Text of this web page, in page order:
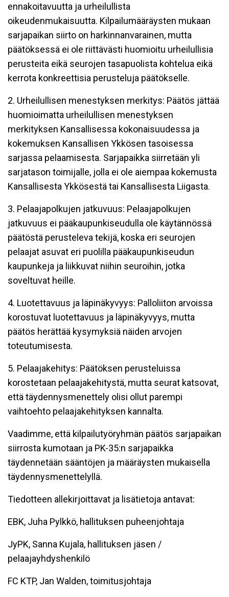
ennakoitavuutta ja urheilullista
oikeudenmukaisuutta. Kilpailumääräysten mukaan
sarjapaikan siirto on harkinnanvarainen, mutta
päätöksessä ei ole riittävästi huomioitu urheilullisia
perusteita eikä seurojen tasapuolista kohtelua eikä
kerrota konkreettisia perusteluja päätökselle.
2. Urheilullisen menestyksen merkitys: Päätös jättää
huomioimatta urheilullisen menestyksen
merkityksen Kansallisessa kokonaisuudessa ja
kokemuksen Kansallisen Ykkösen tasoisessa
sarjassa pelaamisesta. Sarjapaikka siirretään yli
sarjatason toimijalle, jolla ei ole aiempaa kokemusta
Kansallisesta Ykkösestä tai Kansallisesta Liigasta.
3. Pelaajapolkujen jatkuvuus: Pelaajapolkujen
jatkuvuus ei pääkaupunkiseudulla ole käytännössä
päätöstä perusteleva tekijä, koska eri seurojen
pelaajat asuvat eri puolilla pääkaupunkiseudun
kaupunkeja ja liikkuvat niihin seuroihin, jotka
soveltuvat heille.
4. Luotettavuus ja läpinäkyvyys: Palloliiton arvoissa
korostuvat luotettavuus ja läpinäkyvyys, mutta
päätös herättää kysymyksiä näiden arvojen
toteutumisesta.
5. Pelaajakehitys: Päätöksen perusteluissa
korostetaan pelaajakehitystä, mutta seurat katsovat,
että täydennysmenettely olisi ollut parempi
vaihtoehto pelaajakehityksen kannalta.
Vaadimme, että kilpailutyöryhmän päätös sarjapaikan
siirrosta kumotaan ja PK-35:n sarjapaikka
täydennetään sääntöjen ja määräysten mukaisella
täydennysmenettelyllä.
Tiedotteen allekirjoittavat ja lisätietoja antavat:
EBK, Juha Pylkkö, hallituksen puheenjohtaja
JyPK, Sanna Kujala, hallituksen jäsen /
pelaajayhdyshenkilö
FC KTP, Jan Walden, toimitusjohtaja